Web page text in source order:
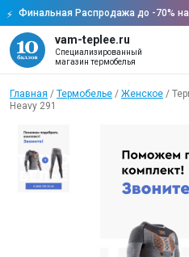
Финальная Распродажа до -70%
vam-teplee.ru
Специализированный
магазин термобелья
Главная / Термобелье / Женское /
Heavy 291